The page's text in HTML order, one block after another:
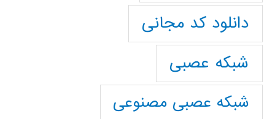
دانلود کد مجانی
شبکه عصبی
شبکه عصبی مصنوعی